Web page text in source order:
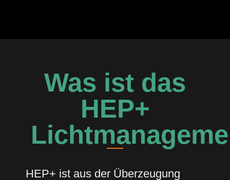
Was ist das
HEP+
HEP+ ist aus der Überzeugung